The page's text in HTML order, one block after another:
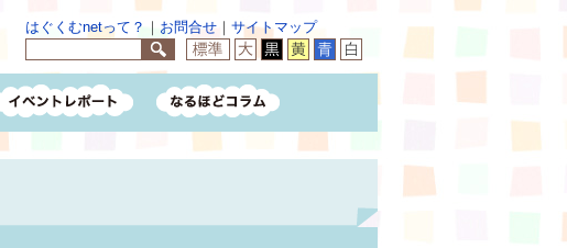
はぐくむnetって？ ｜ お問合せ ｜ サイトマップ